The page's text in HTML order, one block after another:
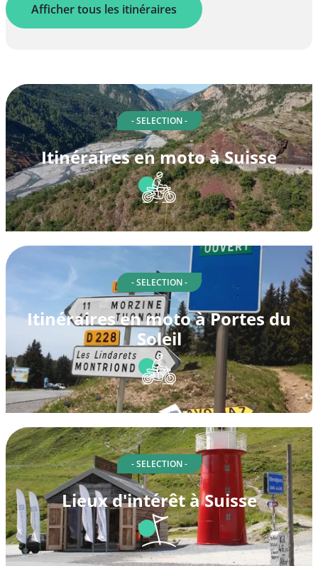
Afficher tous les itinéraires
- SELECTION -
Itinéraires en moto à Suisse
- SELECTION -
Itinéraires en moto à Portes du
Soleil
- SELECTION -
Lieux d'intérêt à Suisse